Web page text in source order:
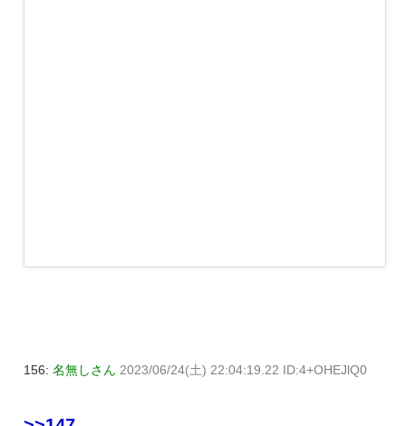
156: 名無しさん 2023/06/24(土) 22:04:19.22 ID:4+OHEJlQ0